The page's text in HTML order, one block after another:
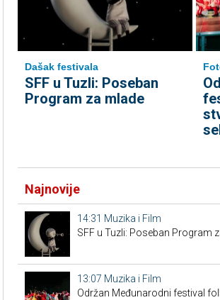
Dašak festivala
SFF u Tuzli: Poseban
Program za mlade
Najnovije
14:31 Muzika i Film
SFF u Tuzli: Poseban Program
13:07 Muzika i Film
Održan Međunarodni festival